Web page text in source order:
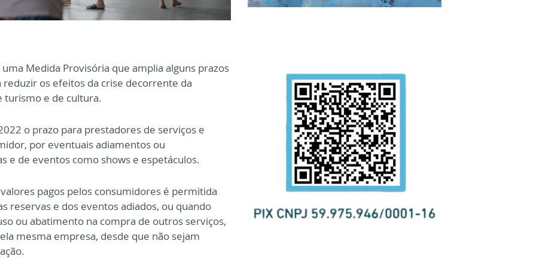
Medida Provisória que amplia alguns prazos
os efeitos da crise decorrente da
turismo e de cultura.
o prazo para prestadores de serviços e
por eventuais adiamentos ou
e de eventos como shows e espetáculos.
pagos pelos consumidores é permitida
reservas e dos eventos adiados, ou quando
ou abatimento na compra de outros serviços,
mesma empresa, desde que não sejam